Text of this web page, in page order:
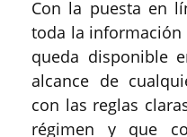
Con la puesta en
toda la información
queda disponible
alcance de
con las reglas
régimen y que